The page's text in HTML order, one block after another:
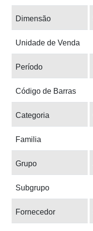
Dimensão
Unidade de Venda
Período
Código de Barras
Categoria
Familia
Grupo
Subgrupo
Fornecedor